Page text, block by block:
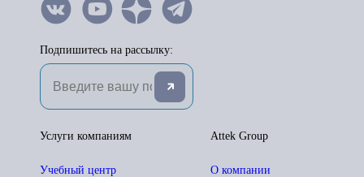
Подпишитесь на рассылку:
Attek Group
О компании
Услуги компаниям
Учебный центр